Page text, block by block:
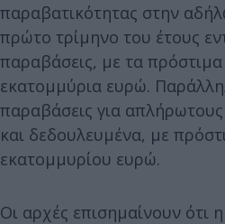
παραβατικότητας στην
πρώτο τρίμηνο του έτους
παραβάσεις, με τα
εκατομμύρια ευρώ.
παραβάσεις για
και δεδουλευμένα, με
εκατομμυρίου ευρώ.
Οι αρχές επισημαίνουν ότι